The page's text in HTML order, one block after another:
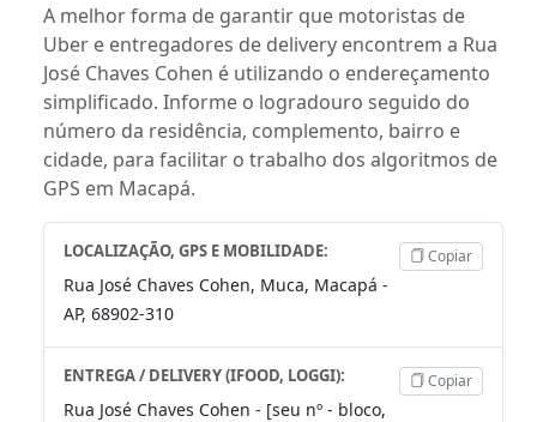
A melhor forma de garantir que motoristas de
Uber e entregadores de delivery encontrem a Rua
José Chaves Cohen é utilizando o endereçamento
simplificado. Informe o logradouro seguido do
número da residência, complemento, bairro e
cidade, para facilitar o trabalho dos algoritmos de
GPS em Macapá.
LOCALIZAÇÃO, GPS E MOBILIDADE:
Rua José Chaves Cohen, Muca, Macapá -
AP, 68902-310
Copiar
ENTREGA / DELIVERY (IFOOD, LOGGI):
Rua José Chaves Cohen - [seu nº - bloco,
Copiar